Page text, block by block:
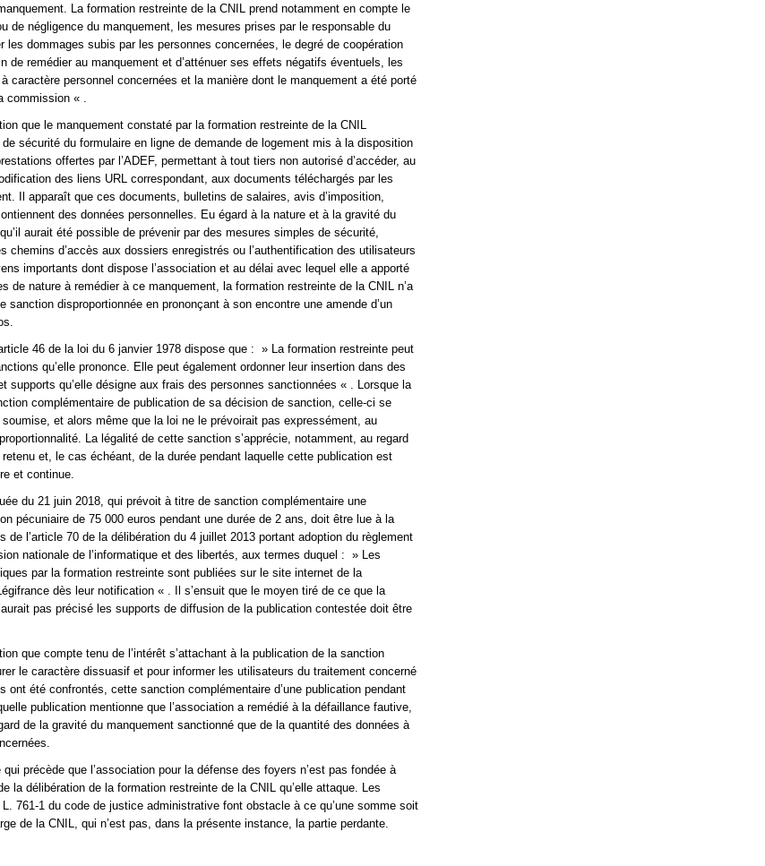
La formation restreinte de la CNIL prend notamment en compte le
de négligence du manquement, les mesures prises par le responsable du
les dommages subis par les personnes concernées, le degré de coopération
de remédier au manquement et d’atténuer ses effets négatifs éventuels, les
caractère personnel concernées et la manière dont le manquement a été porté
commission « .
que le manquement constaté par la formation restreinte de la CNIL
sécurité du formulaire en ligne de demande de logement mis à la disposition
offertes par l’ADEF, permettant à tout tiers non autorisé d’accéder, au
des liens URL correspondant, aux documents téléchargés par les
Il apparaît que ces documents, bulletins de salaires, avis d’imposition,
des données personnelles. Eu égard à la nature et à la gravité du
aurait été possible de prévenir par des mesures simples de sécurité,
chemins d’accès aux dossiers enregistrés ou l’authentification des utilisateurs
importants dont dispose l’association et au délai avec lequel elle a apporté
de nature à remédier à ce manquement, la formation restreinte de la CNIL n’a
sanction disproportionnée en prononçant à son encontre une amende d’un
46 de la loi du 6 janvier 1978 dispose que : » La formation restreinte peut
qu’elle prononce. Elle peut également ordonner leur insertion dans des
supports qu’elle désigne aux frais des personnes sanctionnées « . Lorsque la
complémentaire de publication de sa décision de sanction, celle-ci se
et alors même que la loi ne le prévoirait pas expressément, au
La légalité de cette sanction s’apprécie, notamment, au regard
et, le cas échéant, de la durée pendant laquelle cette publication est
et continue.
du 21 juin 2018, qui prévoit à titre de sanction complémentaire une
pécuniaire de 75 000 euros pendant une durée de 2 ans, doit être lue à la
de l’article 70 de la délibération du 4 juillet 2013 portant adoption du règlement
nationale de l’informatique et des libertés, aux termes duquel : » Les
par la formation restreinte sont publiées sur le site internet de la
dès leur notification « . Il s’ensuit que le moyen tiré de ce que la
pas précisé les supports de diffusion de la publication contestée doit être
que compte tenu de l’intérêt s’attachant à la publication de la sanction
le caractère dissuasif et pour informer les utilisateurs du traitement concerné
ont été confrontés, cette sanction complémentaire d’une publication pendant
publication mentionne que l’association a remédié à la défaillance fautive,
de la gravité du manquement sanctionné que de la quantité des données à
précède que l’association pour la défense des foyers n’est pas fondée à
la délibération de la formation restreinte de la CNIL qu’elle attaque. Les
761-1 du code de justice administrative font obstacle à ce qu’une somme soit
de la CNIL, qui n’est pas, dans la présente instance, la partie perdante.